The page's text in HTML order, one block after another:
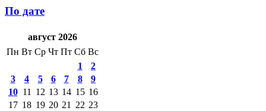
По дате
август 2026
Пн Вт Ср Чт Пт Сб Вс
1
2
3
4 5 6 7 8
9
10 11 12 13 14 15 16
17 18 19 20 21 22 23